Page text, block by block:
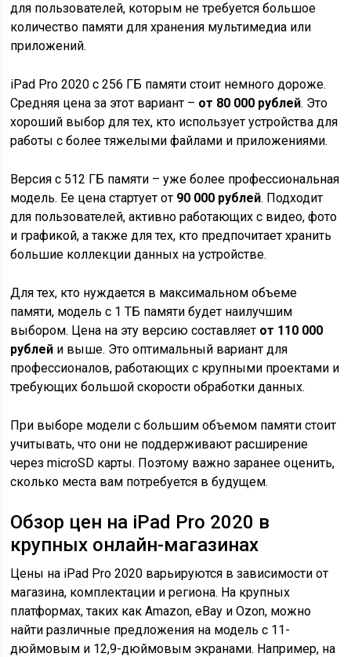
для пользователей, которым не требуется большое
количество памяти для хранения мультимедиа или
приложений.
iPad Pro 2020 с 256 ГБ памяти стоит немного дороже.
Средняя цена за этот вариант – от 80 000 рублей. Это
хороший выбор для тех, кто использует устройства для
работы с более тяжелыми файлами и приложениями.
Версия с 512 ГБ памяти – уже более профессиональная
модель. Ее цена стартует от 90 000 рублей. Подходит
для пользователей, активно работающих с видео, фото
и графикой, а также для тех, кто предпочитает хранить
большие коллекции данных на устройстве.
Для тех, кто нуждается в максимальном объеме
памяти, модель с 1 ТБ памяти будет наилучшим
выбором. Цена на эту версию составляет от 110 000
рублей и выше. Это оптимальный вариант для
профессионалов, работающих с крупными проектами и
требующих большой скорости обработки данных.
При выборе модели с большим объемом памяти стоит
учитывать, что они не поддерживают расширение
через microSD карты. Поэтому важно заранее оценить,
сколько места вам потребуется в будущем.
Обзор цен на iPad Pro 2020 в
крупных онлайн-магазинах
Цены на iPad Pro 2020 варьируются в зависимости от
магазина, комплектации и региона. На крупных
платформах, таких как Amazon, eBay и Ozon, можно
найти различные предложения на модель с 11-
дюймовым и 12,9-дюймовым экранами. Например, на